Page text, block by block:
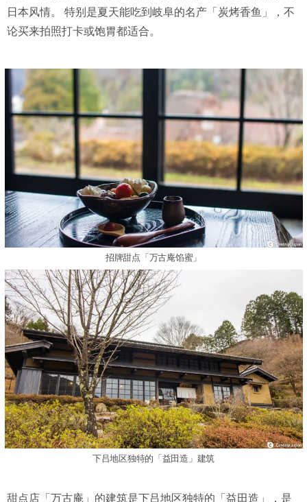
日本风情。 特别是夏天能吃到岐阜的名产「炭烤香鱼」，不
论买来拍照打卡或饱胃都适合。
招牌甜点「万古庵馅蜜」
下吕地区独特的「益田造」建筑
甜点店「万古庵」的建筑是下吕地区独特的「益田造」，是